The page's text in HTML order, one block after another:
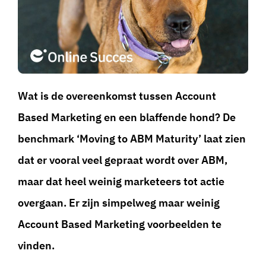
Wat is de overeenkomst tussen Account
Based Marketing en een blaffende hond? De
benchmark ‘Moving to ABM Maturity’ laat zien
dat er vooral veel gepraat wordt over ABM,
maar dat heel weinig marketeers tot actie
overgaan. Er zijn simpelweg maar weinig
Account Based Marketing voorbeelden te
vinden.